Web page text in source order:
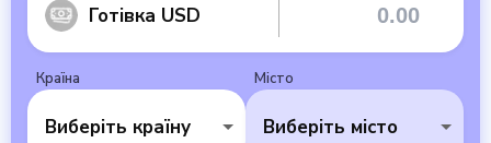
Готівка USD
Країна
Виберіть країну
Місто
Виберіть місто